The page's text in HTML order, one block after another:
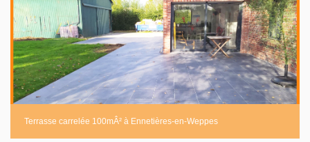
Terrasse carrelée 100mÂ² à Ennetières-en-Weppes